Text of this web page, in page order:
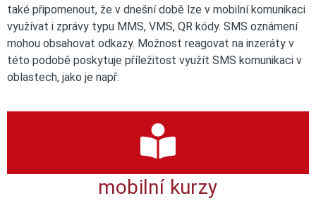
také připomenout, že v dnešní době lze v mobilní komunikaci
využívat i zprávy typu MMS, VMS, QR kódy. SMS oznámení
mohou obsahovat odkazy. Možnost reagovat na inzeráty v
této podobě poskytuje příležitost využít SMS komunikaci v
oblastech, jako je např:
mobilní kurzy